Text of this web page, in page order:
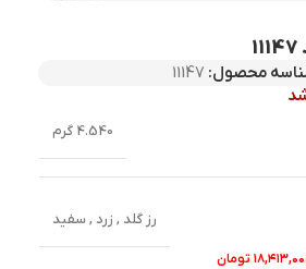
محصول: 11147
4.540 گرم
رز گلد , زرد ,سفید
تومان